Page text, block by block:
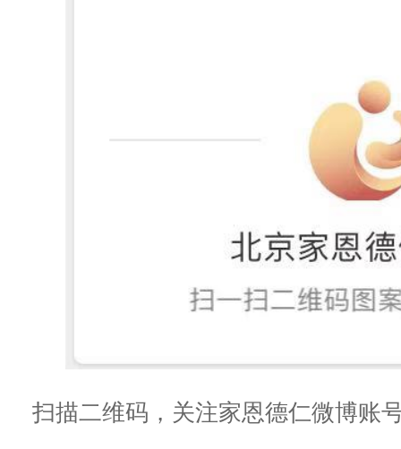
扫描二维码，关注家恩德仁微博账